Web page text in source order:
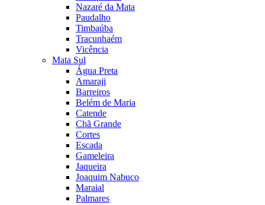
Nazaré da Mata
Paudalho
Timbaúba
Tracunhaém
Vicência
Mata Sul
Água Preta
Amaraji
Barreiros
Belém de Maria
Catende
Chã Grande
Cortes
Escada
Gameleira
Jaqueira
Joaquim Nabuco
Maraial
Palmares